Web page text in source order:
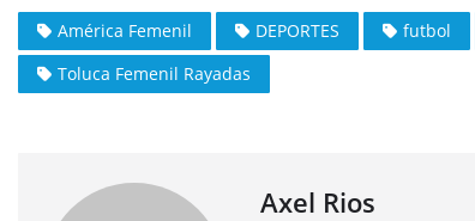
América Femenil DEPORTES futbol
Toluca Femenil Rayadas
Axel Rios